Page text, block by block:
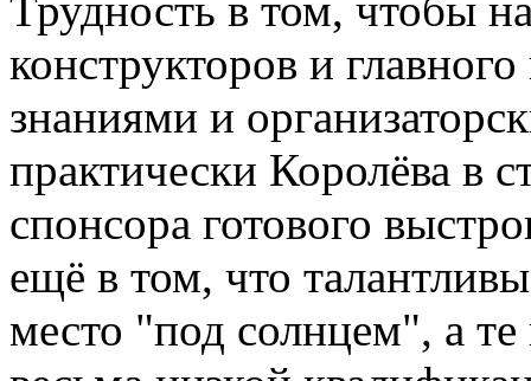
конструкторов и
знаниями и
практически Королёва в
спонсора готового
ещё в том, что
место "под солнцем", а